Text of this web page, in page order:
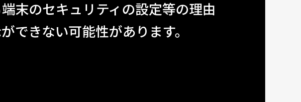
末のセキュリティの設定等の理由
できない可能性があります。